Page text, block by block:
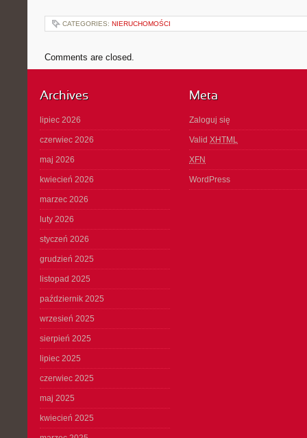
CATEGORIES: NIERUCHOMOŚCI
Comments are closed.
Archives
lipiec 2026
czerwiec 2026
maj 2026
kwiecień 2026
marzec 2026
luty 2026
styczeń 2026
grudzień 2025
listopad 2025
październik 2025
wrzesień 2025
sierpień 2025
lipiec 2025
czerwiec 2025
maj 2025
kwiecień 2025
Meta
Zaloguj się
Valid XHTML
XFN
WordPress